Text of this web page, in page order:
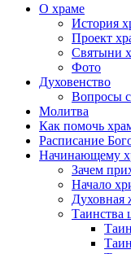
О храме
История
Проект
Святыни
Фото
Духовенство
Вопросы
Молитва
Как помочь
Расписание
Начинающему
Зачем
Начало
Духовная
Таинства